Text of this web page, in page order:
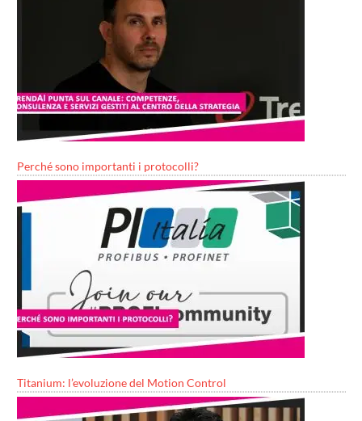
Perché sono importanti i protocolli?
Titanium: l’evoluzione del Motion Control